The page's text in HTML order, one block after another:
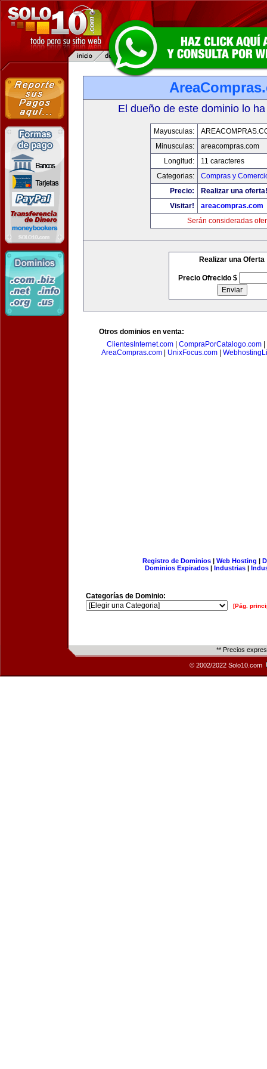
El dueño de este dominio lo
Mayusculas:
Minusculas:
areacompras.com
Longitud:
11 caracteres
Categorias:
Compras y
Precio:
Realizar una oferta!
Visitar!
areacompras.com
Serán consideradas
Realizar una Oferta
Precio Ofrecido $
Otros dominios en venta:
ClientesInternet.com
CompraPorCatalogo.com
AreaCompras.com
UnixFocus.com
Registro de Dominios| Web Hosting |
Dominios Expirados | Industrias |
Categorías de Dominio:
[Pág.
** Precios
© 2002/2022 Solo10.com